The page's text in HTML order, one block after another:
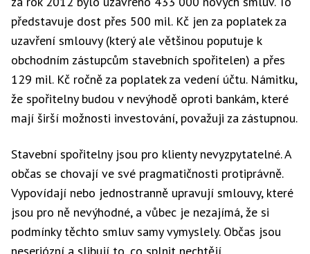
představuje dost přes 500 mil. Kč jen za poplatek za
uzavření smlouvy (který ale většinou poputuje k
obchodním zástupcům stavebních spořitelen) a přes
129 mil. Kč ročně za poplatek za vedení účtu. Námitku,
že spořitelny budou v nevýhodě oproti bankám, které
mají širší možnosti investování, považuji za zástupnou.
Stavební spořitelny jsou pro klienty nevyzpytatelné. A
občas se chovají ve své pragmatičnosti protiprávně.
Vypovídají nebo jednostranně upravují smlouvy, které
jsou pro ně nevýhodné, a vůbec je nezajímá, že si
podmínky těchto smluv samy vymyslely. Občas jsou